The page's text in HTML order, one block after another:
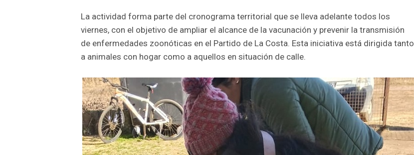
La actividad forma parte del cronograma territorial que se lleva adelante todos los
viernes, con el objetivo de ampliar el alcance de la vacunación y prevenir la transmisión
de enfermedades zoonóticas en el Partido de La Costa. Esta iniciativa está dirigida tanto
a animales con hogar como a aquellos en situación de calle.